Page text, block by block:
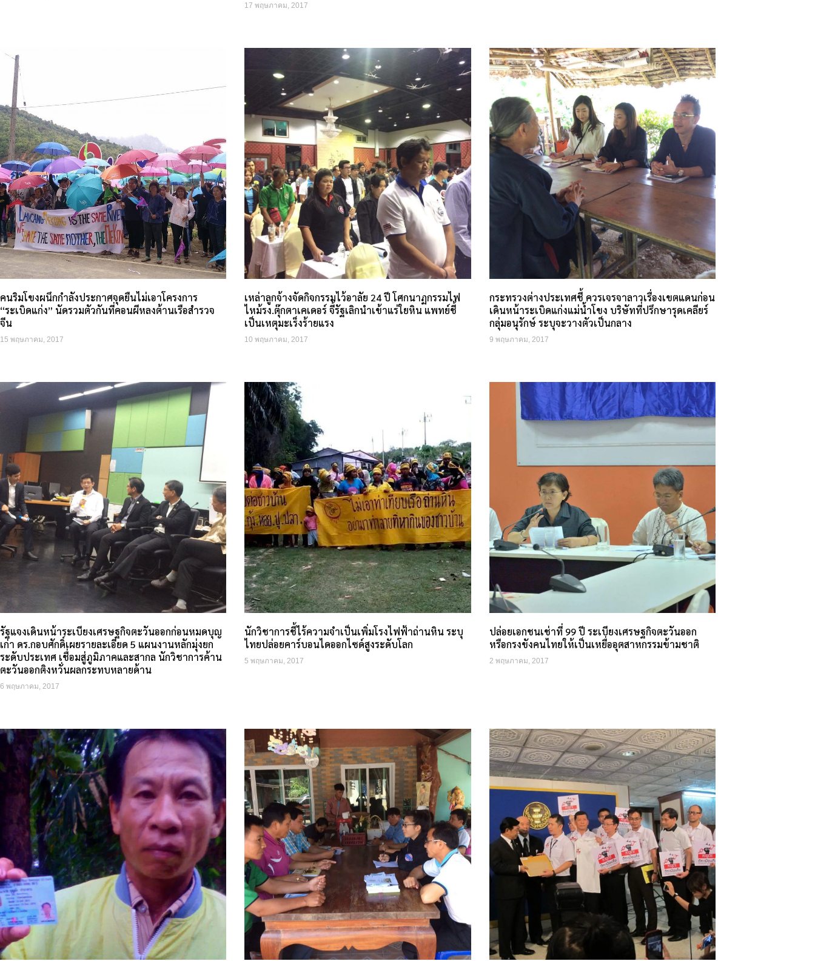
17 พฤษภาคม, 2017
คนริมโขงผนึกกำลังประกาศจุดยืนไม่เอาโครงการ
“ระเบิดแก่ง” นัดรวมตัวกันที่คอนผีหลงต้านเรือสำรวจ
จีน
15 พฤษภาคม, 2017
เหล่าลูกจ้างจัดกิจกรรมไว้อาลัย 24 ปี โศกนาฏกรรมไฟ
ไหม้รง.ตุ๊กตาเคเดอร์ จี้รัฐเลิกนำเข้าแร่ใยหิน แพทย์ชี้
เป็นเหตุมะเร็งร้ายแรง
10 พฤษภาคม, 2017
กระทรวงต่างประเทศชี้ ควรเจรจาลาวเรื่องเขตแดนก่อน
เดินหน้าระเบิดแก่งแม่น้ำโขง บริษัทที่ปรึกษารุดเคลียร์
กลุ่มอนุรักษ์ ระบุจะวางตัวเป็นกลาง
9 พฤษภาคม, 2017
รัฐแจงเดินหน้าระเบียงเศรษฐกิจตะวันออกก่อนหมดบุญ
เก่า ดร.กอบศักดิ์เผยรายละเอียด 5 แผนงานหลักมุ่งยก
ระดับประเทศ เชื่อมสู่ภูมิภาคและสากล นักวิชาการค้าน
ตะวันออกติงหวั่นผลกระทบหลายด้าน
6 พฤษภาคม, 2017
นักวิชาการชี้ไร้ความจำเป็นเพิ่มโรงไฟฟ้าถ่านหิน ระบุ
ไทยปล่อยคาร์บอนไดออกไซด์สูงระดับโลก
5 พฤษภาคม, 2017
ปล่อยเอกชนเช่าที่ 99 ปี ระเบียงเศรษฐกิจตะวันออก
หรือกรงขังคนไทยให้เป็นเหยื่ออุตสาหกรรมข้ามชาติ
2 พฤษภาคม, 2017